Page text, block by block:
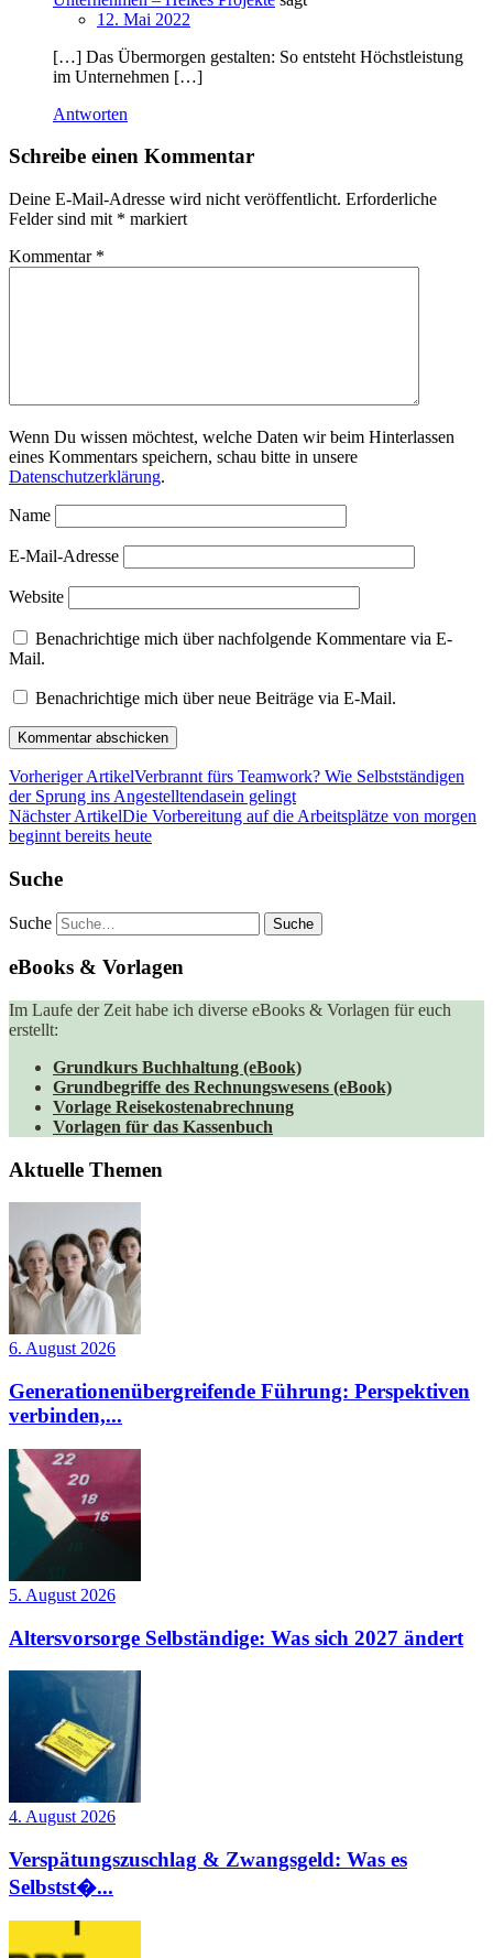
12. Mai 2022
[…] Das Übermorgen gestalten: So entsteht Höchstleistung
im Unternehmen […]
Antworten
Schreibe einen Kommentar
Deine E-Mail-Adresse wird nicht veröffentlicht. Erforderliche
Felder sind mit * markiert
Kommentar *
Wenn Du wissen möchtest, welche Daten wir beim Hinterlassen
eines Kommentars speichern, schau bitte in unsere
Datenschutzerklärung.
Name
E-Mail-Adresse
Website
Benachrichtige mich über nachfolgende Kommentare via E-
Mail.
Benachrichtige mich über neue Beiträge via E-Mail.
Vorheriger ArtikelVerbrannt fürs Teamwork? Wie Selbstständigen
der Sprung ins Angestelltendasein gelingt
Nächster ArtikelDie Vorbereitung auf die Arbeitsplätze von morgen
beginnt bereits heute
Suche
Suche
eBooks & Vorlagen
Im Laufe der Zeit habe ich diverse eBooks & Vorlagen für euch
erstellt:
Grundkurs Buchhaltung (eBook)
Grundbegriffe des Rechnungswesens (eBook)
Vorlage Reisekostenabrechnung
Vorlagen für das Kassenbuch
Aktuelle Themen
6. August 2026
Generationenübergreifende Führung: Perspektiven
verbinden,...
5. August 2026
Altersvorsorge Selbständige: Was sich 2027 ändert
4. August 2026
Verspätungszuschlag & Zwangsgeld: Was es
Selbstst�...